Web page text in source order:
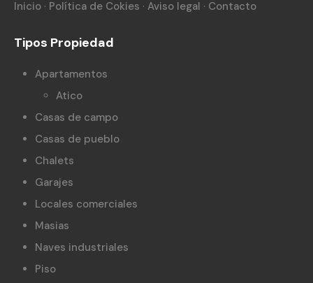
Inicio · Política de Cokies · Aviso legal · Contacto
Tipos Propiedad
Apartamentos
Atico
Casas de campo
Casas de pueblo
Chalets
Garajes
Locales comerciales
Masias
Naves industriales
Piso